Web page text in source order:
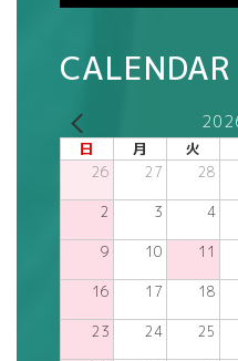
CALENDAR
日 月 火
26 27 28
2 3 4
9 10 11
16 17 18
23 24 25